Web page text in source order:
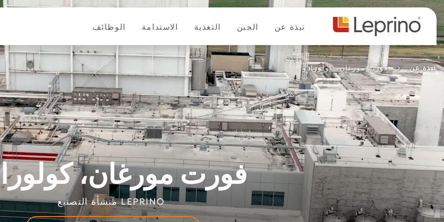
تخطي إلى المحتوى
نبذة عن الجبن التغذية الاستدامة الوظائف
نبذة عن فورت مورغان، كولورادو
فورت مورغان،
LEPRINO منشأة التصنيع